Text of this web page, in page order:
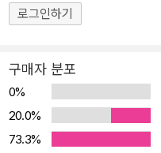
어병리학 석사를 수료하고 뉴
경을 지닌 가정과 센터 및 학
와 치료, 상담을 진행함으로
임상 현장에서 쌓은 경험과
육아에 적용하며 자신만의 노
로그인하기
구매자 분포
0%
20.0%
73.3%